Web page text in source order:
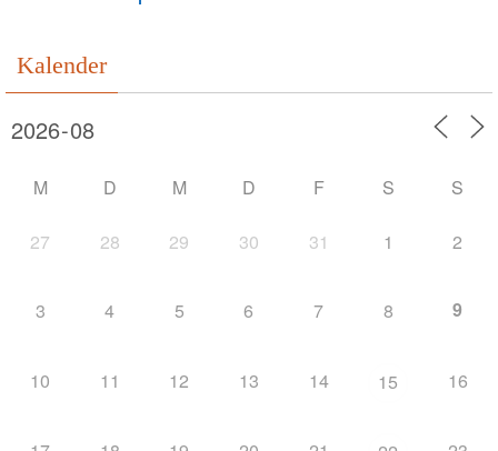
Kalender
M D M D F S S
27 28 29 30 31 1 2
3 4 5 6 7 8 9
10 11 12 13 14 15 16